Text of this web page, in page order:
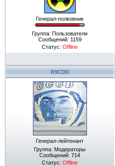
Генерал-полковник
Группа: Пользователи
Сообщений: 1159
Статус: Offline
R9CDD
Генерал-лейтенант
Группа: Модераторы
Сообщений: 714
Статус: Offline